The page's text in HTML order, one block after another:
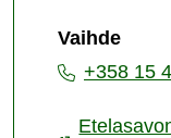
ja
Vaihde
+358 15